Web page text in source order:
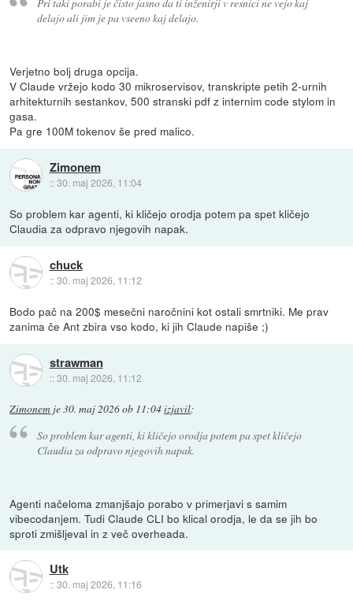
Pri taki porabi je čisto jasno da ti inženirji v resnici ne vejo kaj
delajo ali jim je pa vseeno kaj delajo.
Verjetno bolj druga opcija.
V Claude vržejo kodo 30 mikroservisov, transkripte petih 2-urnih
arhitekturnih sestankov, 500 stranski pdf z internim code stylom in
gasa.
Pa gre 100M tokenov še pred malico.
Zimonem
::30. maj 2026, 11:04
So problem kar agenti, ki kličejo orodja potem pa spet kličejo
Claudia za odpravo njegovih napak.
chuck
::30. maj 2026, 11:12
Bodo pač na 200$ mesečni naročnini kot ostali smrtniki. Me prav
zanima če Ant zbira vso kodo, ki jih Claude napiše ;)
strawman
::30. maj 2026, 11:12
Zimonem je30. maj 2026 ob 11:04izjavil:
So problem kar agenti, ki kličejo orodja potem pa spet kličejo
Claudia za odpravo njegovih napak.
Agenti načeloma zmanjšajo porabo v primerjavi s samim
vibecodanjem. Tudi Claude CLI bo klical orodja, le da se jih bo
sproti zmišljeval in z več overheada.
Utk
::30. maj 2026, 11:16